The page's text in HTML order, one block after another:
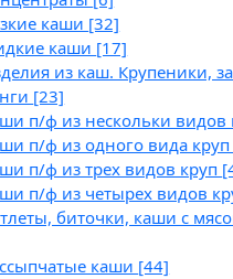
каши [32]
каши [17]
из каш. Крупеники,
[23]
п/ф из нескольки видов
п/ф из одного вида круп
п/ф из трех видов круп
п/ф из четырех видов
биточки, каши с
каши [44]